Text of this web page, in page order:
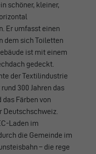
schöner, kleiner,
Er umfasst einen
dem sich Toiletten
ist mit einem
gedeckt.
der Textilindustrie
300 Jahren das
Färben von
Deutschschweiz.
Laden im
die Gemeinde im
– die rege